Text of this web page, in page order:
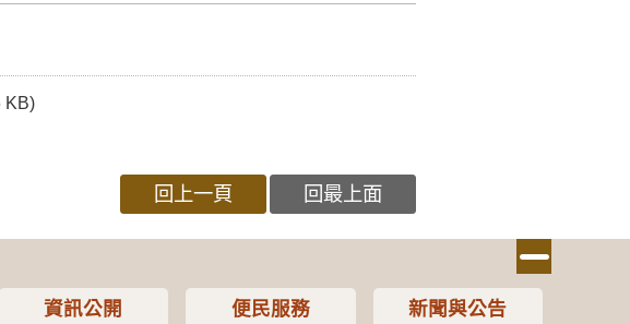
KB)
回上一頁 回最上面
資訊公開 便民服務 新聞與公告